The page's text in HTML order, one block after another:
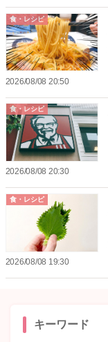
食・レシピ
2026/08/08 20:50
食・レシピ
2026/08/08 20:30
食・レシピ
2026/08/08 19:30
キーワード